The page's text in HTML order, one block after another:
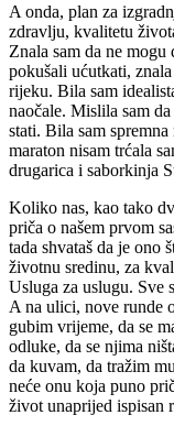
A onda, plan za
zdravlju, kvalitetu
Znala sam da ne
pokušali ućutkati,
rijeku. Bila sam
naočale. Mislila sam
stati. Bila sam
maraton nisam trćala
drugarica i saborkinja
Koliko nas, kao tako
priča o našem prvom
tada shvataš da je ono
životnu sredinu, za
Usluga za uslugu. Sve
A na ulici, nove runde
gubim vrijeme, da se
odluke, da se njima
da kuvam, da tražim
neće onu koja puno
život unaprijed ispisan